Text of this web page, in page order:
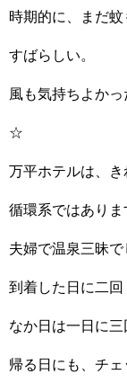
時期的に、まだ
すばらしい。
風も気持ちよかっ
☆
万平ホテルは、
循環系ではあり
夫婦で温泉三昧で
到着した日に二回
なか日は一日に三
帰る日にも、チェ